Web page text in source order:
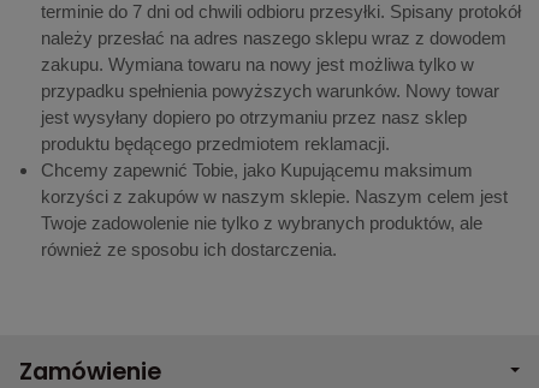
terminie do 7 dni od chwili odbioru przesyłki. Spisany protokół
należy przesłać na adres naszego sklepu wraz z dowodem
zakupu. Wymiana towaru na nowy jest możliwa tylko w
przypadku spełnienia powyższych warunków. Nowy towar
jest wysyłany dopiero po otrzymaniu przez nasz sklep
produktu będącego przedmiotem reklamacji.
Chcemy zapewnić Tobie, jako Kupującemu maksimum
korzyści z zakupów w naszym sklepie. Naszym celem jest
Twoje zadowolenie nie tylko z wybranych produktów, ale
również ze sposobu ich dostarczenia.
Zamówienie